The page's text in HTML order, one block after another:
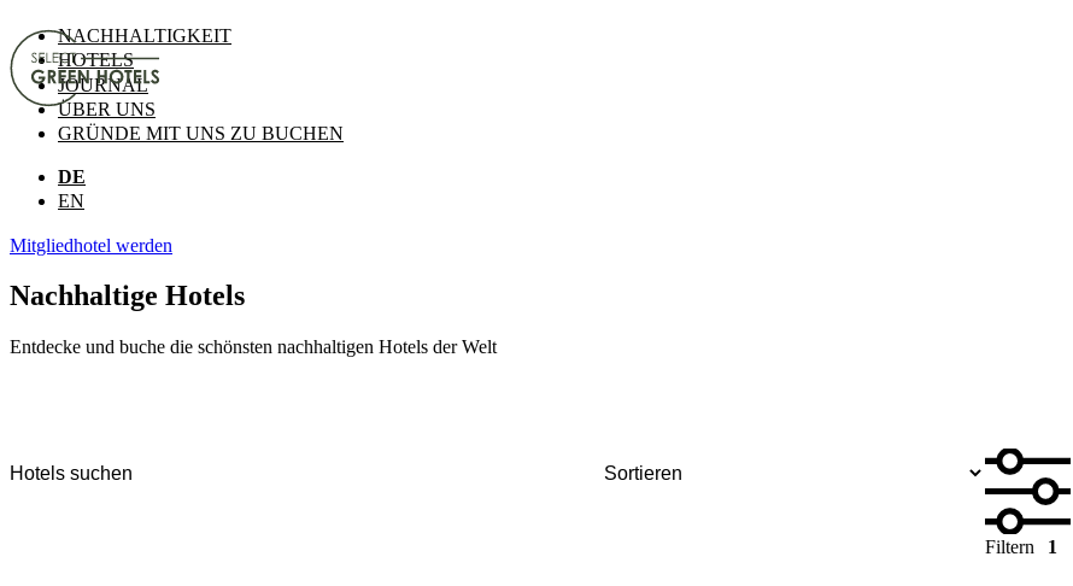
NACHHALTIGKEIT
HOTELS
JOURNAL
ÜBER UNS
GRÜNDE MIT UNS ZU BUCHEN
DE
EN
Mitgliedhotel werden
Nachhaltige Hotels
Entdecke und buche die schönsten nachhaltigen Hotels der Welt
Filtern
1